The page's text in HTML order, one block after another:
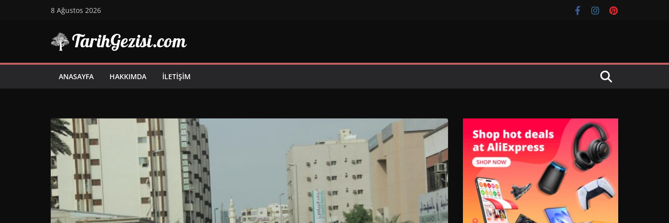
8 Ağustos 2026
ANASAYFA HAKKIMDA İLETIŞIM